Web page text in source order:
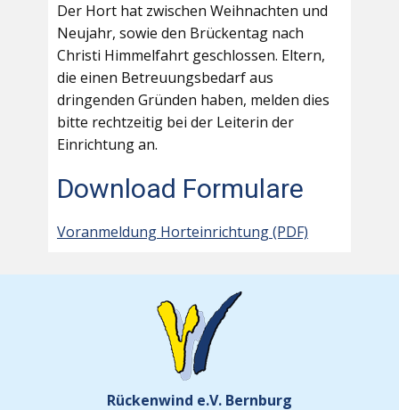
Der Hort hat zwischen Weihnachten und
Neujahr, sowie den Brückentag nach
Christi Himmelfahrt geschlossen. Eltern,
die einen Betreuungsbedarf aus
dringenden Gründen haben, melden dies
bitte rechtzeitig bei der Leiterin der
Einrichtung an.
Download Formulare
Voranmeldung Horteinrichtung (PDF)
Rückenwind e.V. Bernburg